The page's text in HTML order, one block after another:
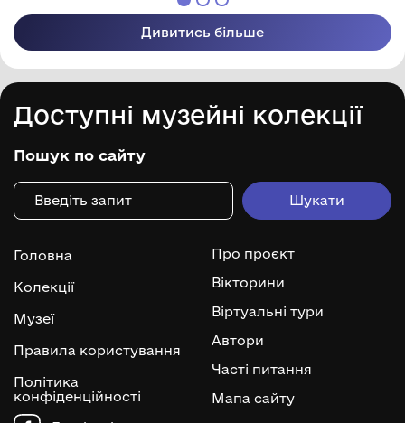
Дивитись більше
Доступні музейні колекції
Пошук по сайту
Головна
Колекції
Музеї
Правила користування
Політика
конфіденційності
Про проєкт
Вікторини
Віртуальні тури
Автори
Часті питання
Мапа сайту